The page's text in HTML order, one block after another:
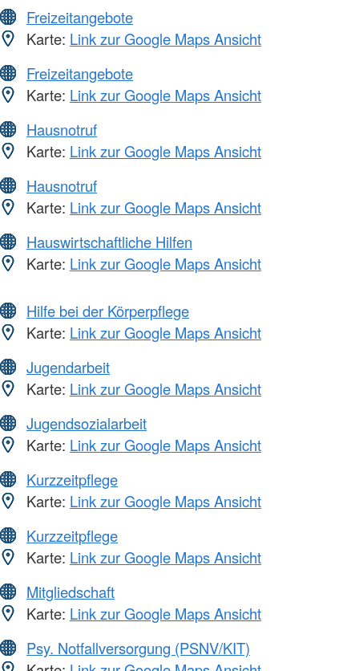
Freizeitangebote
Karte: Link zur Google Maps Ansicht
Freizeitangebote
Karte: Link zur Google Maps Ansicht
Hausnotruf
Karte: Link zur Google Maps Ansicht
Hausnotruf
Karte: Link zur Google Maps Ansicht
Hauswirtschaftliche Hilfen
Karte: Link zur Google Maps Ansicht
Hilfe bei der Körperpflege
Karte: Link zur Google Maps Ansicht
Jugendarbeit
Karte: Link zur Google Maps Ansicht
Jugendsozialarbeit
Karte: Link zur Google Maps Ansicht
Kurzzeitpflege
Karte: Link zur Google Maps Ansicht
Kurzzeitpflege
Karte: Link zur Google Maps Ansicht
Mitgliedschaft
Karte: Link zur Google Maps Ansicht
Psy. Notfallversorgung (PSNV/KIT)